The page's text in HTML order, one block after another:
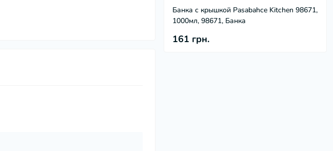
Банка с крышкой Pasabahce Kitchen 98671,
1000мл, 98671, Банка
161 грн.